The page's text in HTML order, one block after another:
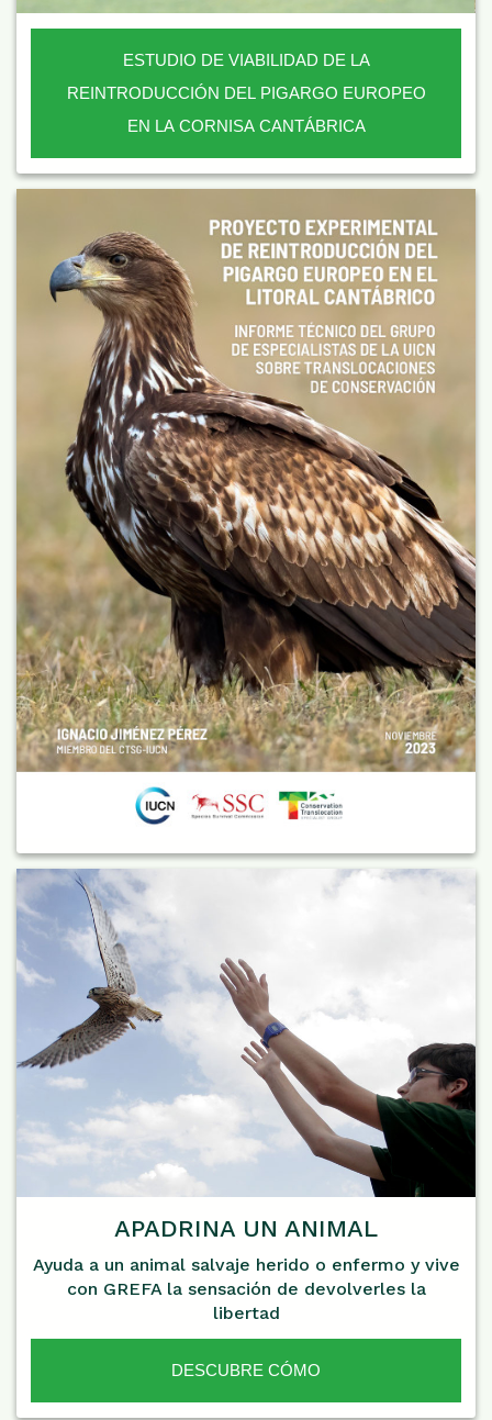
ESTUDIO DE VIABILIDAD DE LA
REINTRODUCCIÓN DEL PIGARGO EUROPEO
EN LA CORNISA CANTÁBRICA
APADRINA UN ANIMAL
Ayuda a un animal salvaje herido o enfermo y vive
con GREFA la sensación de devolverles la
libertad
DESCUBRE CÓMO